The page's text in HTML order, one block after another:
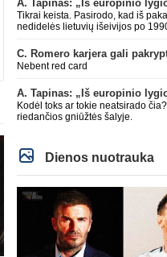
Tikrai keista. Pasirodo, kad iš
nedidelės lietuvių išeivijos po
talentingas jaunuolis, mokantis
abejomis kojomis, mokantis
stiprus fiziškai, kurio nepastumsi
antrame aukšte neblogai
priimantis dažniausiai teisingus
dar turintis neblogą greitį. O
rinktinės nesulipdysi...
Nebent red card
Kodėl toks ar tokie neatsirado
riedančios gniūžtės šalyje.
Dienos nuotrauka